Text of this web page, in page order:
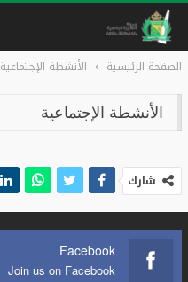
الصفحة الرئيسية الأنشطة الإجتماعية
الأنشطة الإجتماعية
شارك
Facebook
Join us on Facebook